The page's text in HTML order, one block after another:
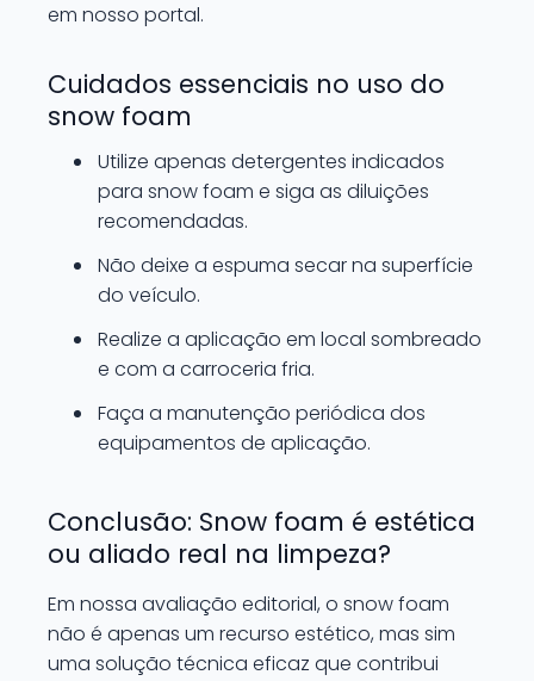
em nosso portal.
Cuidados essenciais no uso do
snow foam
Utilize apenas detergentes indicados
para snow foam e siga as diluições
recomendadas.
Não deixe a espuma secar na superfície
do veículo.
Realize a aplicação em local sombreado
e com a carroceria fria.
Faça a manutenção periódica dos
equipamentos de aplicação.
Conclusão: Snow foam é estética
ou aliado real na limpeza?
Em nossa avaliação editorial, o snow foam
não é apenas um recurso estético, mas sim
uma solução técnica eficaz que contribui